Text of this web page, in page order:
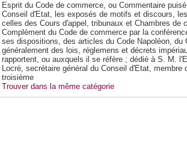
Esprit du Code de commerce, ou Commentaire
Conseil d'Etat, les exposés de motifs et discours,
celles des Cours d'appel, tribunaux et Chambres de
Complément du Code de commerce par la
ses dispositions, des articles du Code Napoléon, du
généralement des lois, réglemens et décrets
rapportent, ou auxquels il se réfère ; dédié à S. M.
Locré, secrétaire général du Conseil d'Etat, membre
troisième
Trouver dans la même catégorie